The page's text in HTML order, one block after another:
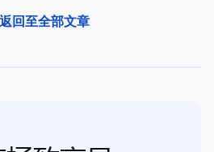
返回至全部文章